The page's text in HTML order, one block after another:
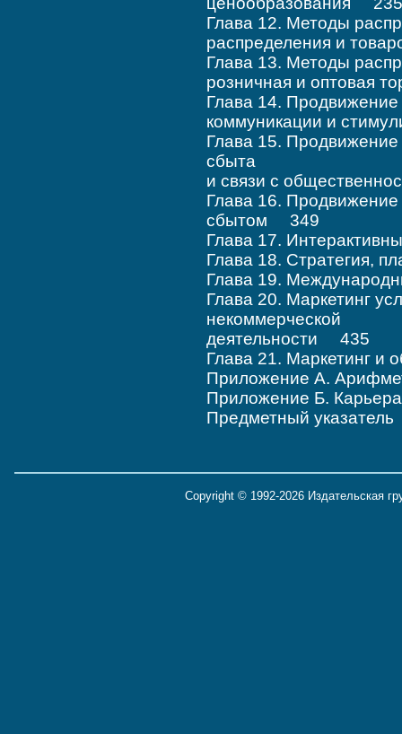
Глава 12. Методы
распределения и
Глава 13. Методы
розничная и оптовая
Глава 14. Продвижение
коммуникации и
Глава 15.
сбыта
и связи с
Глава 16.
сбытом 349
Глава 17.
Глава 18. Стратегия,
Глава 19.
Глава 20. Маркетинг
некоммерческой
деятельности 435
Глава 21. Маркетинг
Приложение А.
Приложение Б.
Предметный
Copyright © 1992-2026 Издательская